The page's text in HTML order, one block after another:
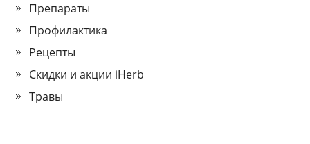
Препараты
Профилактика
Рецепты
Скидки и акции iHerb
Травы